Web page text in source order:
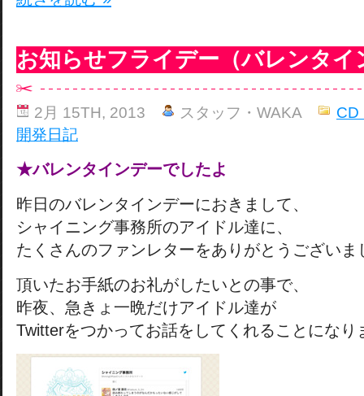
お知らせフライデー（バレンタイ
2月 15TH, 2013 スタッフ・WAKA
CD
開発日記
★バレンタインデーでしたよ
昨日のバレンタインデーにおきまして、
シャイニング事務所のアイドル達に、
たくさんのファンレターをありがとうございま
頂いたお手紙のお礼がしたいとの事で、
昨夜、急きょ一晩だけアイドル達が
Twitterをつかってお話をしてくれることになり